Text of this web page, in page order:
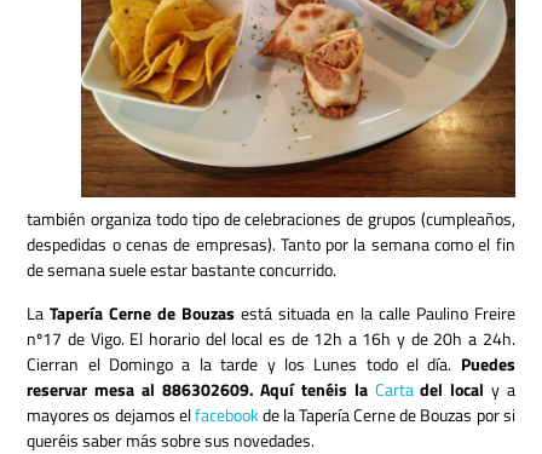
también organiza todo tipo de celebraciones de grupos (cumpleaños,
despedidas o cenas de empresas). Tanto por la semana como el fin
de semana suele estar bastante concurrido.
LaTapería Cerne de Bouzas está situada en la calle Paulino Freire
nº17 de Vigo. El horario del local es de 12h a 16h y de 20h a 24h.
Cierran el Domingo a la tarde y los Lunes todo el día. Puedes
reservar mesa al 886302609. Aquí tenéis la Cartadel local y a
mayores os dejamos elfacebookde la Tapería Cerne de Bouzas por si
queréis saber más sobre sus novedades.